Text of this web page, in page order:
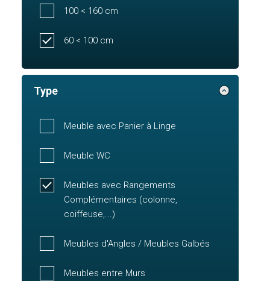
100 < 160 cm
60 < 100 cm
Type
Meuble avec Panier à Linge
Meuble WC
Meubles avec Rangements
Complémentaires (colonne,
coiffeuse,...)
Meubles d'Angles / Meubles Galbés
Meubles entre Murs